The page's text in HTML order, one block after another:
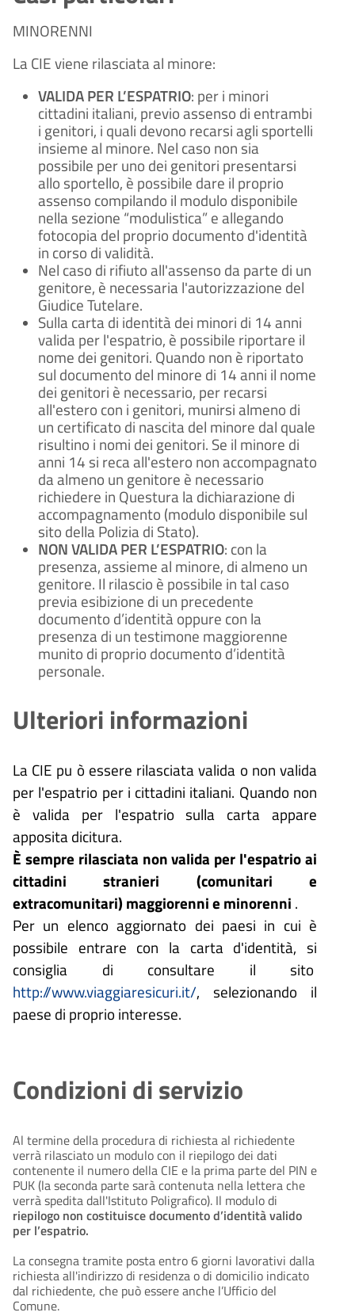
MINORENNI
La CIE viene rilasciata al minore:
VALIDA PER L’ESPATRIO: per i minori
cittadini italiani, previo assenso di entrambi
i genitori, i quali devono recarsi agli sportelli
insieme al minore. Nel caso non sia
possibile per uno dei genitori presentarsi
allo sportello, è possibile dare il proprio
assenso compilando il modulo disponibile
nella sezione “modulistica” e allegando
fotocopia del proprio documento d'identità
in corso di validità.
Nel caso di rifiuto all'assenso da parte di un
genitore, è necessaria l'autorizzazione del
Giudice Tutelare.
Sulla carta di identità dei minori di 14 anni
valida per l'espatrio, è possibile riportare il
nome dei genitori. Quando non è riportato
sul documento del minore di 14 anni il nome
dei genitori è necessario, per recarsi
all'estero con i genitori, munirsi almeno di
un certificato di nascita del minore dal quale
risultino i nomi dei genitori. Se il minore di
anni 14 si reca all'estero non accompagnato
da almeno un genitore è necessario
richiedere in Questura la dichiarazione di
accompagnamento (modulo disponibile sul
sito della Polizia di Stato).
NON VALIDA PER L’ESPATRIO: con la
presenza, assieme al minore, di almeno un
genitore. Il rilascio è possibile in tal caso
previa esibizione di un precedente
documento d’identità oppure con la
presenza di un testimone maggiorenne
munito di proprio documento d’identità
personale.
Ulteriori informazioni
La CIE pu ò essere rilasciata valida o non valida
per l'espatrio per i cittadini italiani. Quando non
è valida per l'espatrio sulla carta appare
apposita dicitura.
È sempre rilasciata non valida per l'espatrio ai
cittadini stranieri (comunitari e
extracomunitari) maggiorenni e minorenni .
Per un elenco aggiornato dei paesi in cui è
possibile entrare con la carta d'identità, si
consiglia di consultare il sito
http://www.viaggiaresicuri.it/, selezionando il
paese di proprio interesse.
Condizioni di servizio
Al termine della procedura di richiesta al richiedente
verrà rilasciato un modulo con il riepilogo dei dati
contenente il numero della CIE e la prima parte del PIN e
PUK (la seconda parte sarà contenuta nella lettera che
verrà spedita dall'Istituto Poligrafico). Il modulo di
riepilogo non costituisce documento d’identità valido
per l’espatrio.
La consegna tramite posta entro 6 giorni lavorativi dalla
richiesta all'indirizzo di residenza o di domicilio indicato
dal richiedente, che può essere anche l’Ufficio del
Comune.